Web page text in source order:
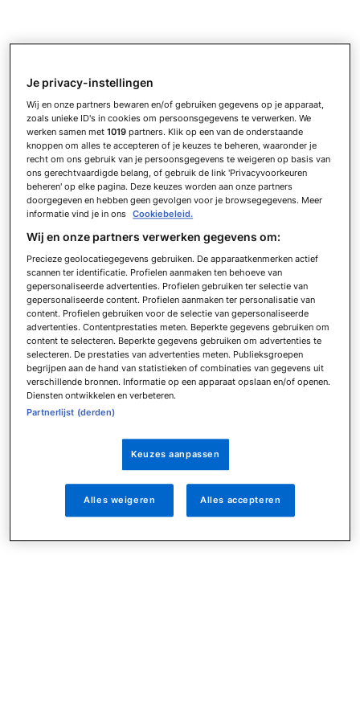
Je privacy-instellingen
Wij en onze partners bewaren en/of gebruiken gegevens op je apparaat,
zoals unieke ID's in cookies om persoonsgegevens te verwerken. We
werken samen met1019 partners. Klik op een van de onderstaande
knoppen om alles te accepteren of je keuzes te beheren, waaronder je
recht om ons gebruik van je persoonsgegevens te weigeren op basis van
ons gerechtvaardigde belang, of gebruik de link 'Privacyvoorkeuren
beheren' op elke pagina. Deze keuzes worden aan onze partners
doorgegeven en hebben geen gevolgen voor je browsegegevens. Meer
informatie vind je in ons Cookiebeleid.
Wij en onze partners verwerken gegevens om:
Precieze geolocatiegegevens gebruiken. De apparaatkenmerken actief
scannen ter identificatie. Profielen aanmaken ten behoeve van
gepersonaliseerde advertenties. Profielen gebruiken ter selectie van
gepersonaliseerde content. Profielen aanmaken ter personalisatie van
content. Profielen gebruiken voor de selectie van gepersonaliseerde
advertenties. Contentprestaties meten. Beperkte gegevens gebruiken om
content te selecteren. Beperkte gegevens gebruiken om advertenties te
selecteren. De prestaties van advertenties meten. Publieksgroepen
begrijpen aan de hand van statistieken of combinaties van gegevens uit
verschillende bronnen. Informatie op een apparaat opslaan en/of openen.
Diensten ontwikkelen en verbeteren.
Partnerlijst (derden)
Keuzes aanpassen
Alles weigeren Alles accepteren